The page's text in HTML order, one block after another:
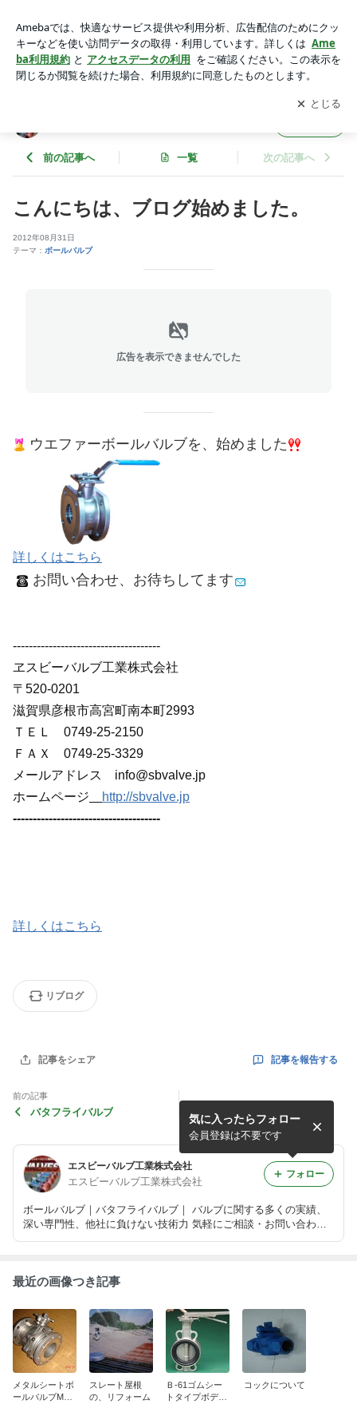
アプリをダウンロードして ブログの更新通知
を受け取りまし
ょう。
開く
前の記事へ 一覧 次の記事へ
こんにちは、ブログ始めました。
2012年08月31日
テーマ： ボールバルブ
広告を表示できませんでした
ウエファーボールバルブを、始めました
詳しくはこちら
お問い合わせ、お待ちしてます
-------------------------------------
ヱスビーバルブ工業株式会社
〒520-0201
滋賀県彦根市高宮町南本町2993
ＴＥＬ 0749-25-2150
ＦＡＸ 0749-25-3329
メールアドレス info@sbvalve.jp
ホームページ
http://sbvalve.jp
-------------------------------------
詳しくはこちら
リブログ
記事をシェア 記事を報告する
前の記事
バタフライバルブ
エスビーバルブ工業株式会社
エスビーバルブ工業株式会社
ボールバルブ｜バタフライバルブ｜ バルブに関する多くの実績、
深い専門性、他社に負けない技術力 気軽にご相談・お問い合わせ
ください！
気に入ったらフォロー
会員登録は不要です
フォロー
最近の画像つき記事
メタルシートボ
ールバルブMB-
スレート屋根
の、リフォーム
Ｂ-61ゴムシー
トタイプボディ
コックについて